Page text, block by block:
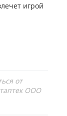
игрой
от
ООО